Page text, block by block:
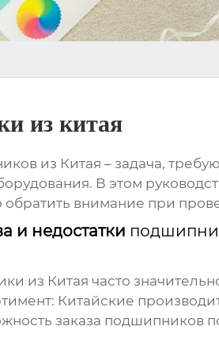
из китая
из Китая – задача,
В этом
обратить внимание при
и недостатки
из Китая часто
Китайские
заказа подшипников